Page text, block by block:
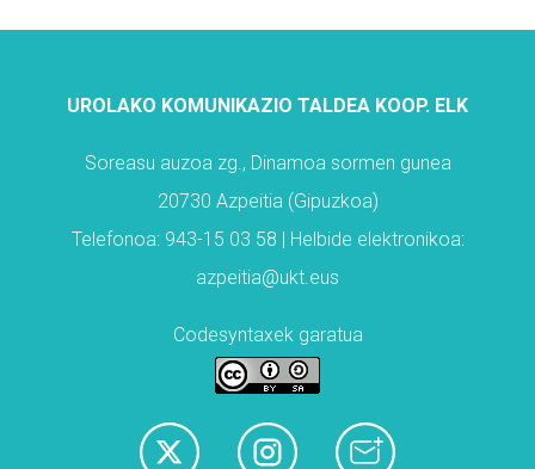
UROLAKO KOMUNIKAZIO TALDEA KOOP. ELK
Soreasu auzoa zg., Dinamoa sormen gunea
20730 Azpeitia (Gipuzkoa)
Telefonoa: 943-15 03 58 | Helbide elektronikoa:
azpeitia@ukt.eus
Codesyntaxek garatua